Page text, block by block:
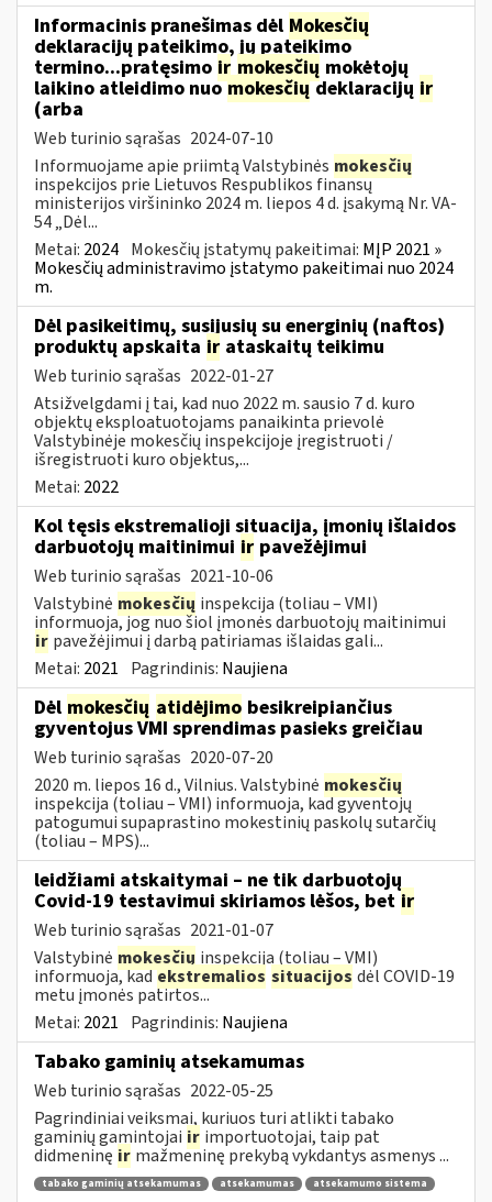
Informacinis pranešimas dėl Mokesčių
deklaracijų pateikimo, jų pateikimo
termino...pratęsimo ir mokesčių mokėtojų
laikino atleidimo nuomokesčiųdeklaracijų ir
(arba
Web turinio sąrašas 2024-07-10
Informuojame apie priimtą Valstybinės mokesčių
inspekcijos prie Lietuvos Respublikos finansų
ministerijos viršininko 2024 m. liepos 4 d. įsakymą Nr. VA-
54 „Dėl...
Metai: 2024 Mokesčių įstatymų pakeitimai: MĮP 2021 »
Mokesčių administravimo įstatymo pakeitimai nuo 2024
m.
Dėl pasikeitimų, susijusių su energinių (naftos)
produktų apskaita ir ataskaitų teikimu
Web turinio sąrašas 2022-01-27
Atsižvelgdami į tai, kad nuo 2022 m. sausio 7 d. kuro
objektų eksploatuotojams panaikinta prievolė
Valstybinėje mokesčių inspekcijoje įregistruoti /
išregistruoti kuro objektus,...
Metai: 2022
Kol tęsis ekstremalioji situacija, įmonių išlaidos
darbuotojų maitinimui ir pavežėjimui
Web turinio sąrašas 2021-10-06
Valstybinė mokesčių inspekcija (toliau – VMI)
informuoja, jog nuo šiol įmonės darbuotojų maitinimui
ir pavežėjimui į darbą patiriamas išlaidas gali...
Metai: 2021 Pagrindinis: Naujiena
Dėl mokesčių atidėjimo besikreipiančius
gyventojus VMI sprendimas pasieks greičiau
Web turinio sąrašas 2020-07-20
2020 m. liepos 16 d., Vilnius. Valstybinė mokesčių
inspekcija (toliau – VMI) informuoja, kad gyventojų
patogumui supaprastino mokestinių paskolų sutarčių
(toliau – MPS)...
leidžiami atskaitymai – ne tik darbuotojų
Covid-19 testavimui skiriamos lėšos, bet ir
Web turinio sąrašas 2021-01-07
Valstybinė mokesčių inspekcija (toliau – VMI)
informuoja, kadekstremalios situacijos dėl COVID-19
metu įmonės patirtos...
Metai: 2021 Pagrindinis: Naujiena
Tabako gaminių atsekamumas
Web turinio sąrašas 2022-05-25
Pagrindiniai veiksmai, kuriuos turi atlikti tabako
gaminių gamintojai ir importuotojai, taip pat
didmeninę ir mažmeninę prekybą vykdantys asmenys ...
tabako gaminių atsekamumas atsekamumas atsekamumo sistema